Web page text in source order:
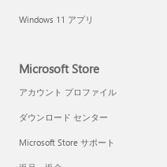
Windows 11 アプリ
Microsoft Store
アカウント プロファイル
ダウンロード センター
Microsoft Store サポート